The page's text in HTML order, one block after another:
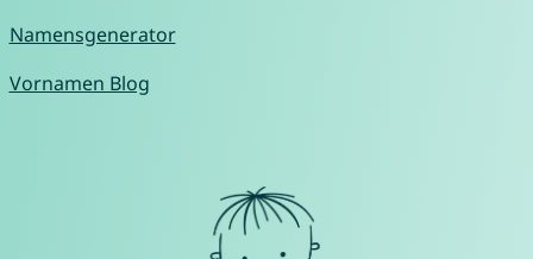
Namensgenerator
Vornamen Blog